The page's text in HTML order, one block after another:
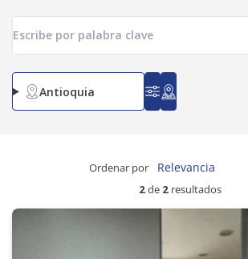
Antioquia
2de 2resultados
Ordenar por